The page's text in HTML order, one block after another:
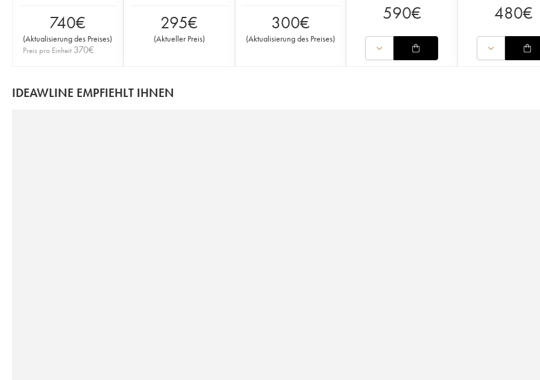
740€
(Aktualisierung des Preises)
Preis pro Einheit 370€
295€
(Aktueller Preis)
300€
(Aktualisierung des Preises)
590€ 480€
IDEAWLINE EMPFIEHLT IHNEN